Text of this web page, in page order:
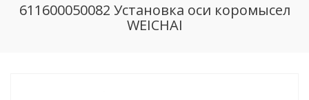
611600050082 Установка оси коромысел
WEICHAI